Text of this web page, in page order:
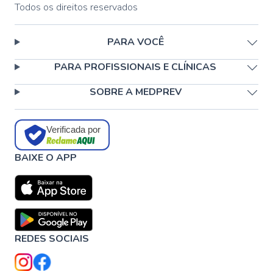
Todos os direitos reservados
PARA VOCÊ
PARA PROFISSIONAIS E CLÍNICAS
SOBRE A MEDPREV
Verificada por
BAIXE O APP
REDES SOCIAIS